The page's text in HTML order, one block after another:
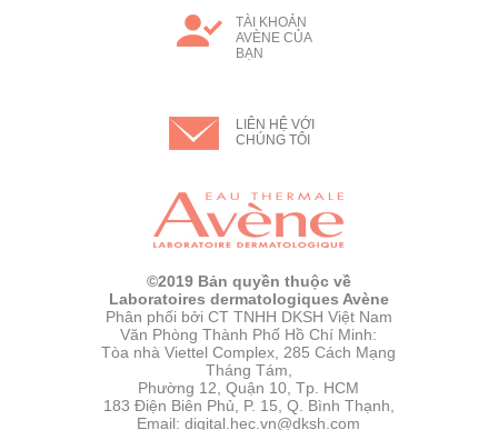
TÀI KHOẢN
AVÈNE CỦA
BẠN
LIÊN HỆ VỚI
CHÚNG TÔI
©2019 Bản quyền thuộc về
Laboratoires dermatologiques Avène
Phân phối bởi CT TNHH DKSH Việt Nam
Văn Phòng Thành Phố Hồ Chí Minh:
Tòa nhà Viettel Complex, 285 Cách Mạng
Tháng Tám,
Phường 12, Quận 10, Tp. HCM
183 Điện Biên Phủ, P. 15, Q. Bình Thạnh,
Email: digital.hec.vn@dksh.com